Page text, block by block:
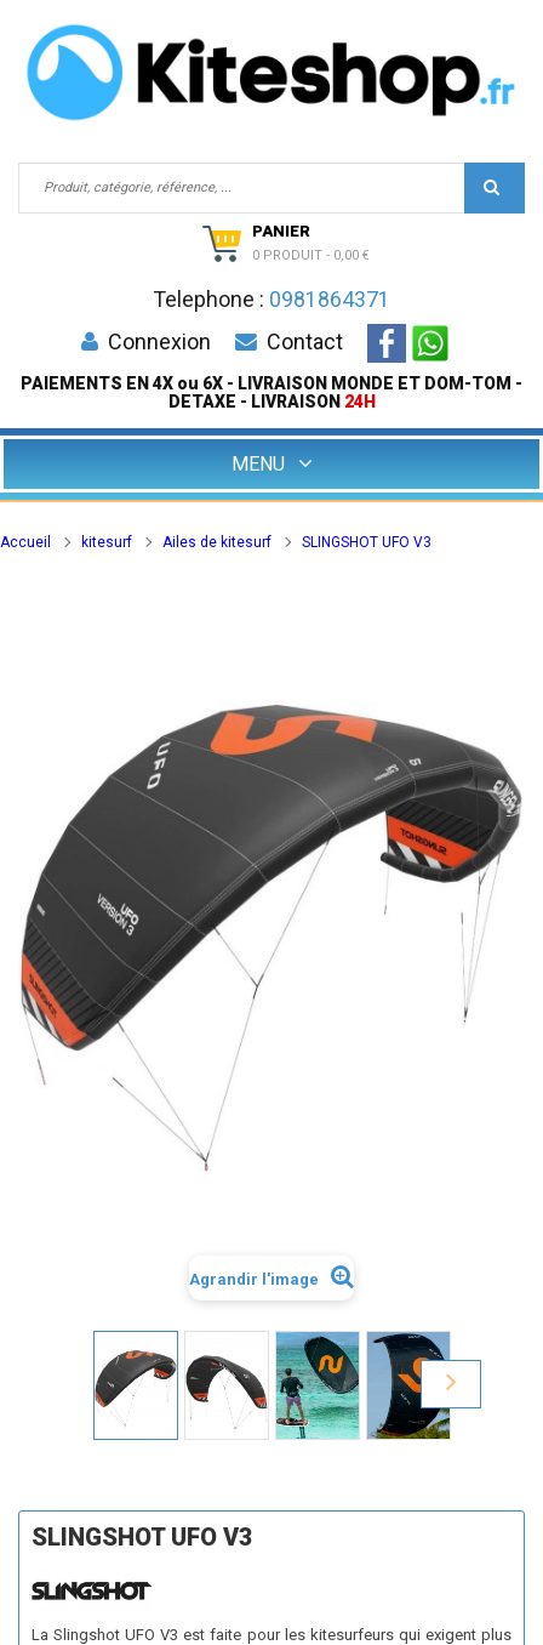
PANIER
0 PRODUIT - 0,00 €
Telephone : 0981864371
Connexion
Contact
PAIEMENTS EN 4X ou 6X - LIVRAISON MONDE ET DOM-TOM -
DETAXE - LIVRAISON 24H
MENU
Accueil kitesurf Ailes de kitesurf SLINGSHOT UFO V3
Agrandir l'image
SLINGSHOT UFO V3
La Slingshot UFO V3 est faite pour les kitesurfeurs qui exigent plus